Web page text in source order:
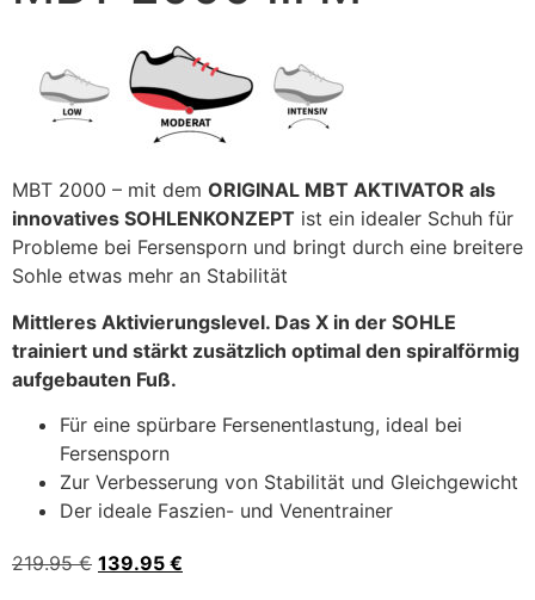
MBT 2000 – mit dem ORIGINAL MBT AKTIVATOR als
innovatives SOHLENKONZEPT ist ein idealer Schuh für
Probleme bei Fersensporn und bringt durch eine breitere
Sohle etwas mehr an Stabilität
Mittleres Aktivierungslevel. Das X in der SOHLE
trainiert und stärkt zusätzlich optimal den spiralförmig
aufgebauten Fuß.
Für eine spürbare Fersenentlastung, ideal bei
Fersensporn
Zur Verbesserung von Stabilität und Gleichgewicht
Der ideale Faszien- und Venentrainer
219.95€ 139.95 €